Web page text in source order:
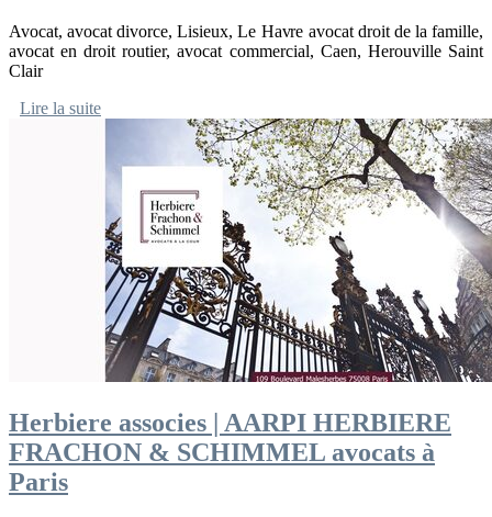
Avocat, avocat divorce, Lisieux, Le Havre avocat droit de la famille,
avocat en droit routier, avocat commercial, Caen, Herouville Saint
Clair
Lire la suite
Herbiere associes | AARPI HERBIERE
FRACHON & SCHIMMEL avocats à
Paris